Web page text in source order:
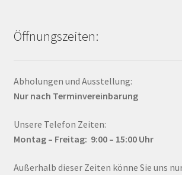
Öffnungszeiten:
Abholungen und Ausstellung:
Nur nach Terminvereinbarung
Unsere Telefon Zeiten:
Montag – Freitag: 9:00 – 15:00Uhr
Außerhalb dieser Zeiten könne Sie uns